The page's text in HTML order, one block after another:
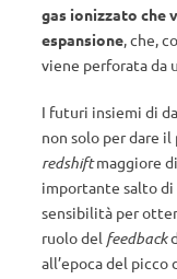
gas ionizzato che
espansione, che,
viene perforata da
I futuri insiemi di
non solo per dare il
redshiftmaggiore
importante salto
sensibilità per
ruolo del feedback
all’epoca del